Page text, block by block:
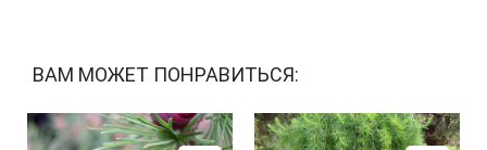
ВАМ МОЖЕТ ПОНРАВИТЬСЯ: